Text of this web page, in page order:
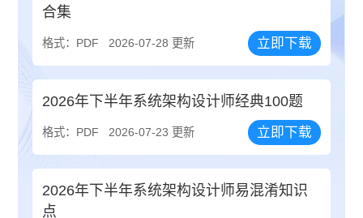
合集
格式：PDF 2026-07-28 更新 立即下载
2026年下半年系统架构设计师经典100题
格式：PDF 2026-07-23 更新 立即下载
2026年下半年系统架构设计师易混淆知识
点